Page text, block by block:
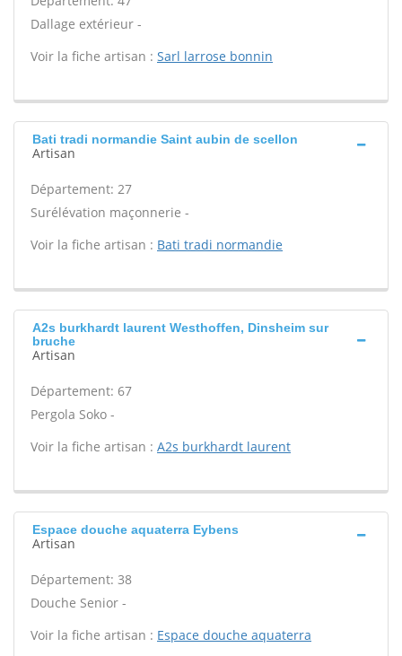
Dallage extérieur -
Voir la fiche artisan : Sarl larrose bonnin
Bati tradi normandie Saint aubin de scellon
Artisan
Département: 27
Surélévation maçonnerie -
Voir la fiche artisan : Bati tradi normandie
A2s burkhardt laurent Westhoffen, Dinsheim sur
bruche
Artisan
Département: 67
Pergola Soko -
Voir la fiche artisan : A2s burkhardt laurent
Espace douche aquaterra Eybens
Artisan
Département: 38
Douche Senior -
Voir la fiche artisan : Espace douche aquaterra